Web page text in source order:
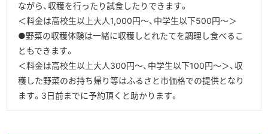
ながら、収穫を行ったり試食したりできます。
＜料金は高校生以上大人1,000円～、中学生以下500円～＞
●野菜の収穫体験は一緒に収穫しとれたてを調理し食べるこ
ともできます。
＜料金は高校生以上大人300円～、中学生以下100円～＞、収
穫した野菜のお持ち帰り等はふるさと市価格での提供となり
ます。3日前までに予約頂くと助かります。